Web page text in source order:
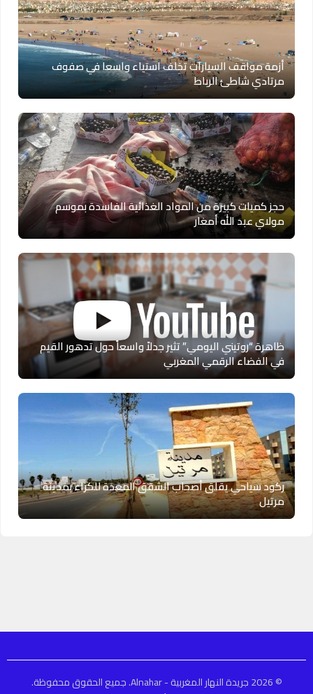
أزمة مواقف السيارات تخلف استياء واسعا في صفوف
مرتادي شاطئ الرباط
حجز كميات كبيرة من المواد الغذائية الفاسدة بموسم
مولاي عبد الله أمغار
ظاهرة “روتيني اليومي” تثير جدلاً واسعاً حول تدهور القيم
في الفضاء الرقمي المغربي
ركود سياحي يقلق أصحاب الشقق المعدة للكراء بمدينة
مرتيل
© 2026 جريدة النهار المغربية - Alnahar. جميع الحقوق محفوظة.